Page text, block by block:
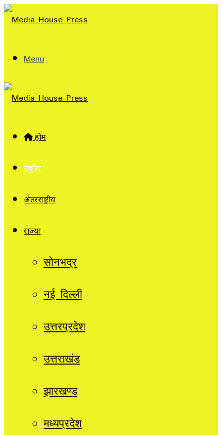
Menu
होम
राष्ट्रीय
अंतरराष्ट्रीय
राज्यों
सोनभद्र
नई दिल्ली
उत्तरप्रदेश
उत्तराखंड
झारखण्ड
मध्यप्रदेश